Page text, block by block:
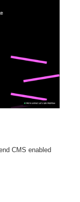
CMS enabled